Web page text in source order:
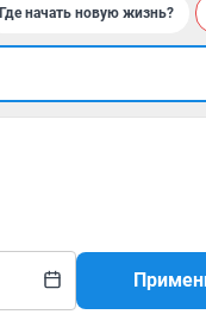
Где начать новую жизнь?